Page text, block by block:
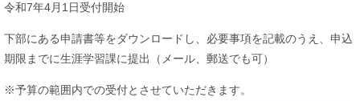
令和7年4月1日受付開始
下部にある申請書等をダウンロードし、必要事項を記載のうえ、申込
期限までに生涯学習課に提出（メール、郵送でも可）
※予算の範囲内での受付とさせていただきます。